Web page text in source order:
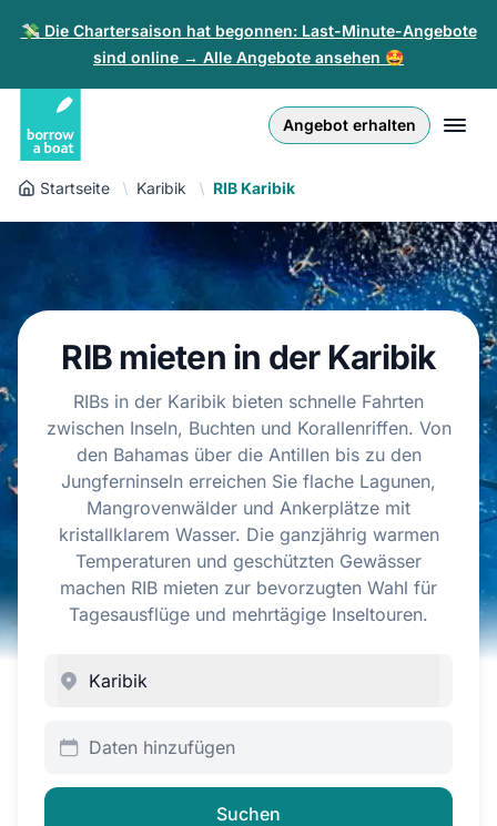
💸 Die Chartersaison hat begonnen: Last-Minute-Angebote
sind online → Alle Angebote ansehen 🤩
Angebot erhalten
Anmelden
Registrieren
Für Partner
Złoty
English (UK)
Nederlands
Español
Français
Polski
Startseite Karibik RIB Karibik
RIB mieten in der Karibik
RIBs in der Karibik bieten schnelle Fahrten
zwischen Inseln, Buchten und Korallenriffen. Von
den Bahamas über die Antillen bis zu den
Jungferninseln erreichen Sie flache Lagunen,
Mangrovenwälder und Ankerplätze mit
kristallklarem Wasser. Die ganzjährig warmen
Temperaturen und geschützten Gewässer
machen RIB mieten zur bevorzugten Wahl für
Tagesausflüge und mehrtägige Inseltouren.
Daten hinzufügen
Suchen